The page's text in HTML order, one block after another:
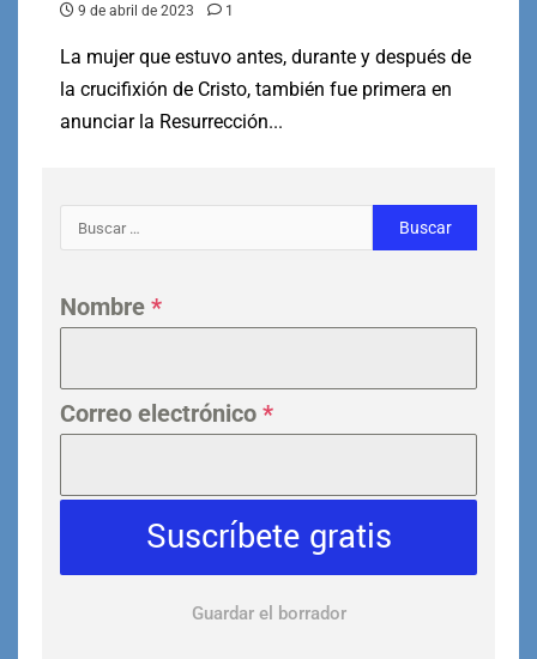
9 de abril de 2023 1
La mujer que estuvo antes, durante y después de
la crucifixión de Cristo, también fue primera en
anunciar la Resurrección...
Nombre *
Correo electrónico *
Suscríbete gratis
Guardar el borrador